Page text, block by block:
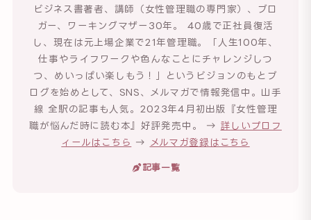
ビジネス書著者、講師（女性管理職の専門家）、ブロ
ガー、ワーキングマザー30年。 40歳で正社員復活
し、現在は元上場企業で21年管理職。「人生100年、
仕事やライフワークや色んなことにチャレンジしつ
つ、めいっぱい楽しもう！」というビジョンのもとブ
ログを始めとして、SNS、メルマガで情報発信中。山手
線 全駅の記事も人気。2023年4月初出版『女性管理
職が悩んだ時に読む本』好評発売中。 → 詳しいプロフ
ィールはこちら → メルマガ登録はこちら
記事一覧